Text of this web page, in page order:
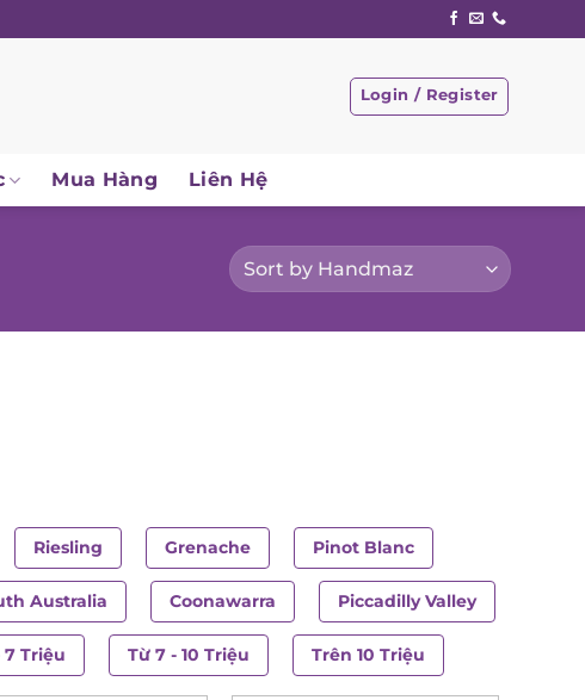
Login / Register
Mua Hàng Liên Hệ
Riesling Grenache Pinot Blanc
Australia Coonawarra Piccadilly Valley
Triệu Từ 7 - 10 Triệu Trên 10 Triệu